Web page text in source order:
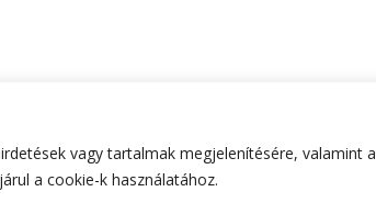
vagy tartalmak megjelenítésére, valamint a
a cookie-k használatához.
Fashion | Fejlesztette